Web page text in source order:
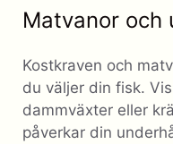
Matvanor och
Kostkraven och
du väljer din fisk.
dammväxter eller
påverkar din